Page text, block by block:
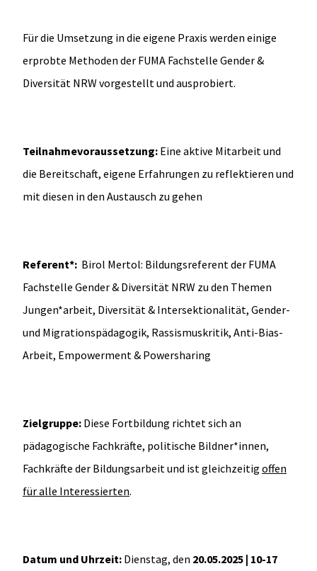
Für die Umsetzung in die eigene Praxis werden einige
erprobte Methoden der FUMA Fachstelle Gender &
Diversität NRW vorgestellt und ausprobiert.
Teilnahmevoraussetzung: Eine aktive Mitarbeit und
die Bereitschaft, eigene Erfahrungen zu reflektieren und
mit diesen in den Austausch zu gehen
Referent*: Birol Mertol: Bildungsreferent der FUMA
Fachstelle Gender & Diversität NRW zu den Themen
Jungen*arbeit, Diversität & Intersektionalität, Gender-
und Migrationspädagogik, Rassismuskritik, Anti-Bias-
Arbeit, Empowerment & Powersharing
Zielgruppe: Diese Fortbildung richtet sich an
pädagogische Fachkräfte, politische Bildner*innen,
Fachkräfte der Bildungsarbeit und ist gleichzeitig offen
für alle Interessierten.
Datum und Uhrzeit: Dienstag, den 20.05.2025 | 10-17